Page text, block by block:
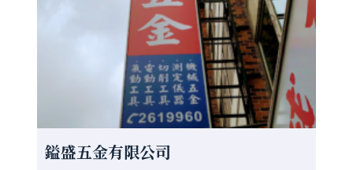
鎰盛五金有限公司